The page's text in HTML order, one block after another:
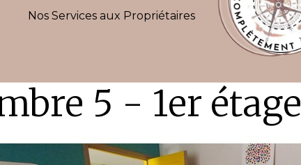
Nos Services aux Propriétaires
5 - 1er étage